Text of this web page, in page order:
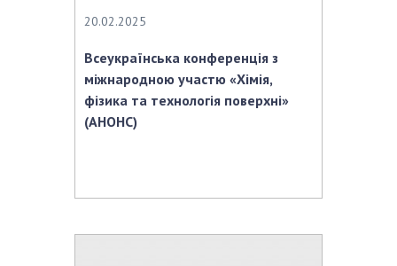
20.02.2025
Всеукраїнська конференція з
міжнародною участю «Хімія,
фізика та технологія поверхні»
(АНОНС)